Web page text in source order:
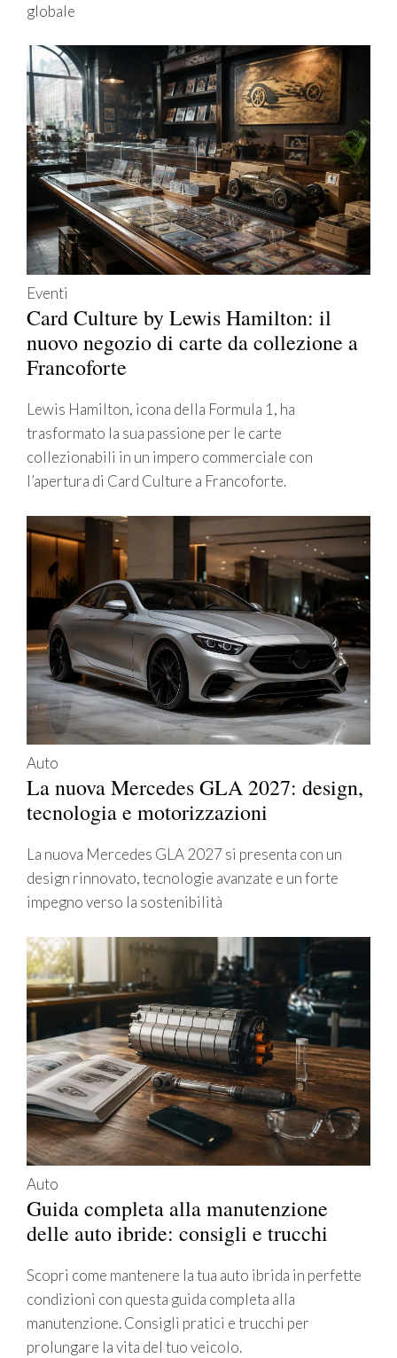
globale
Eventi
Card Culture by Lewis Hamilton: il
nuovo negozio di carte da collezione a
Francoforte
Lewis Hamilton, icona della Formula 1, ha
trasformato la sua passione per le carte
collezionabili in un impero commerciale con
l’apertura di Card Culture a Francoforte.
Auto
La nuova Mercedes GLA 2027: design,
tecnologia e motorizzazioni
La nuova Mercedes GLA 2027 si presenta con un
design rinnovato, tecnologie avanzate e un forte
impegno verso la sostenibilità
Auto
Guida completa alla manutenzione
delle auto ibride: consigli e trucchi
Scopri come mantenere la tua auto ibrida in perfette
condizioni con questa guida completa alla
manutenzione. Consigli pratici e trucchi per
prolungare la vita del tuo veicolo.